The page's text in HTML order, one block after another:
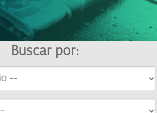
Buscar por: